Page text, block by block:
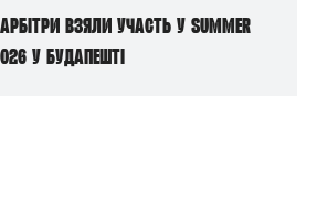
арбітри взяли участь у Summer
у Будапешті